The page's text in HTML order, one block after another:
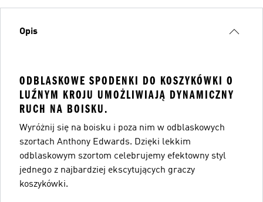
Opis
ODBLASKOWE SPODENKI DO KOSZYKÓWKI O
LUŹNYM KROJU UMOŻLIWIAJĄ DYNAMICZNY
RUCH NA BOISKU.
Wyróżnij się na boisku i poza nim w odblaskowych
szortach Anthony Edwards. Dzięki lekkim
odblaskowym szortom celebrujemy efektowny styl
jednego z najbardziej ekscytujących graczy
koszykówki.